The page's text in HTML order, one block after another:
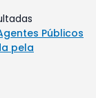
Públicos
pela